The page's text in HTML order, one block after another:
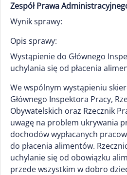
Zespół Prawa
Wynik sprawy:
Opis sprawy:
Wystąpienie do Głównego
uchylania się od płacenia
We wspólnym wystąpieniu
Głównego Inspektora Pracy,
Obywatelskich oraz Rzecznik
uwagę na problem ukrywania
dochodów wypłacanych
do płacenia alimentów.
uchylanie się od obowiązku
przede wszystkim w dobro